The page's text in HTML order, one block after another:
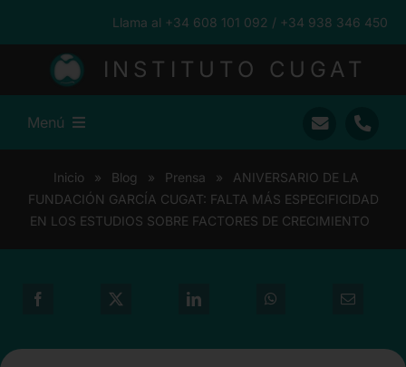
contenido
Llama al +34 608 101 092 / +34 938 346 450
INSTITUTO CUGAT
Menú
Ramón Cugat
Pacientes Internacionales
Inicio » Blog » Prensa »
ANIVERSARIO DE LA
FUNDACIÓN GARCÍA CUGAT: FALTA MÁS ESPECIFICIDAD
EN LOS ESTUDIOS SOBRE FACTORES DE CRECIMIENTO